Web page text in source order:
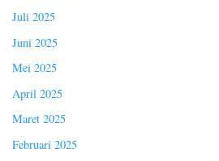
Juli 2025
Juni 2025
Mei 2025
April 2025
Maret 2025
Februari 2025